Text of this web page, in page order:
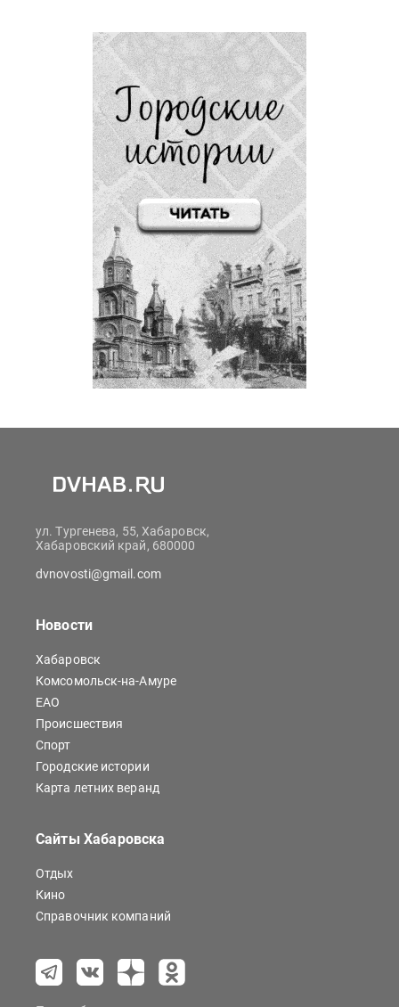
ул. Тургенева, 55, Хабаровск,
Хабаровский край, 680000
dvnovosti@gmail.com
Новости
Хабаровск
Комсомольск-на-Амуре
ЕАО
Происшествия
Спорт
Городские истории
Карта летних веранд
Сайты Хабаровска
Отдых
Кино
Справочник компаний